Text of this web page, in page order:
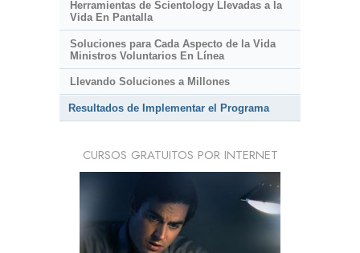
Herramientas de Scientology Llevadas a la
Vida En Pantalla
Soluciones para Cada Aspecto de la Vida
Ministros Voluntarios En Línea
Llevando Soluciones a Millones
Resultados de Implementar el Programa
CURSOS GRATUITOS POR INTERNET